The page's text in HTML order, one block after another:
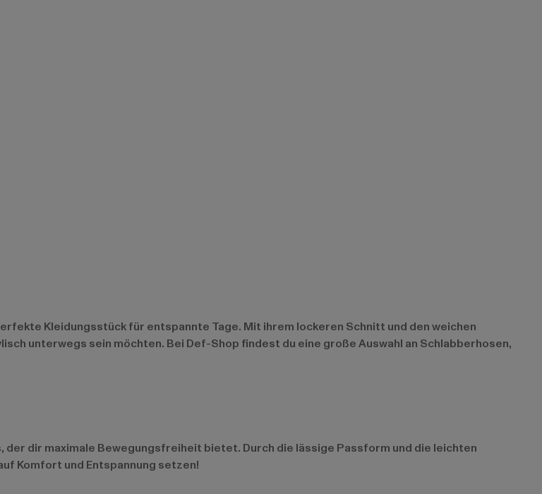
Kleidungsstück für entspannte Tage. Mit ihrem lockeren Schnitt und den weichen
unterwegs sein möchten. Bei Def-Shop findest du eine große Auswahl an Schlabberhosen,
dir maximale Bewegungsfreiheit bietet. Durch die lässige Passform und die leichten
Komfort und Entspannung setzen!